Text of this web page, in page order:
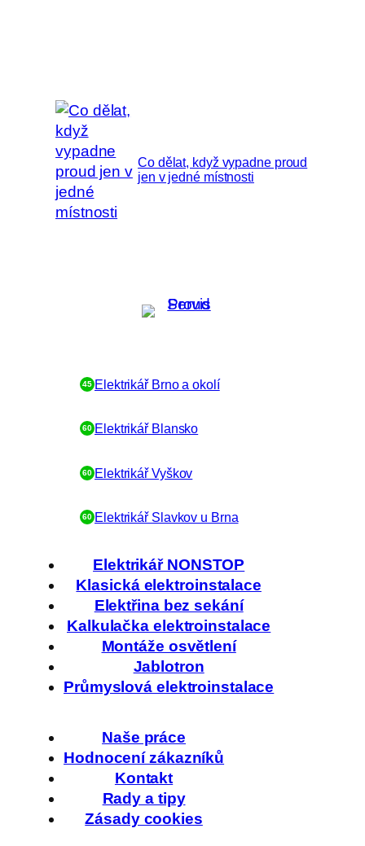
Co dělat, když vypadne proud
jen v jedné místnosti
45 Elektrikář Brno a okolí
60 Elektrikář Blansko
60 Elektrikář Vyškov
60 Elektrikář Slavkov u Brna
Elektrikář NONSTOP
Klasická elektroinstalace
Elektřina bez sekání
Kalkulačka elektroinstalace
Montáže osvětlení
Jablotron
Průmyslová elektroinstalace
Naše práce
Hodnocení zákazníků
Kontakt
Rady a tipy
Zásady cookies